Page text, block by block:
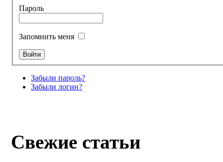
Пароль
Запомнить меня
Забыли пароль?
Забыли логин?
Свежие статьи